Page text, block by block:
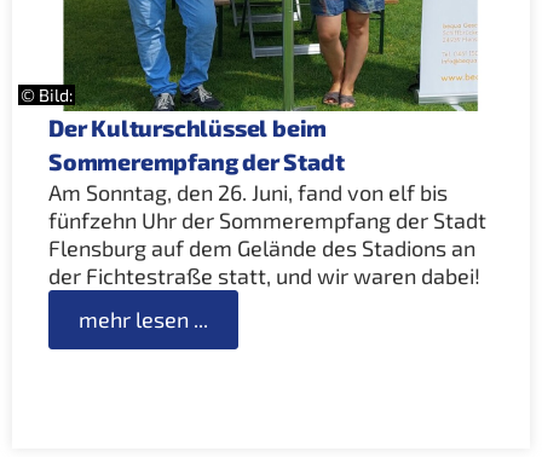
© Bild:
Der Kulturschlüssel beim
Sommerempfang der Stadt
Am Sonntag, den 26. Juni, fand von elf bis
fünfzehn Uhr der Sommerempfang der Stadt
Flensburg auf dem Gelände des Stadions an
der Fichtestraße statt, und wir waren dabei!
mehr lesen ...